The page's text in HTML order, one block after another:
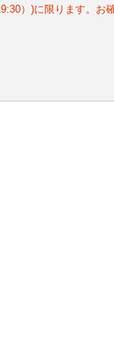
）)に限ります。お